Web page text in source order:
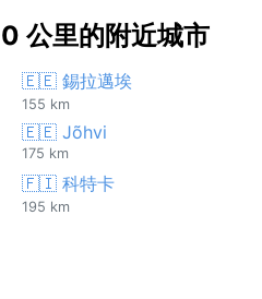
公里的附近城市
🇪🇪 錫拉邁埃
155 km
🇪🇪 Jõhvi
175 km
🇫🇮 科特卡
195 km